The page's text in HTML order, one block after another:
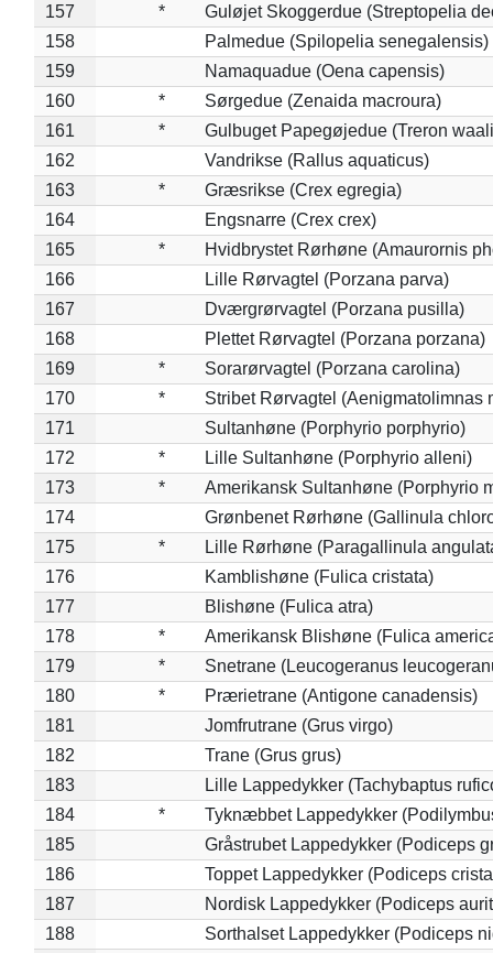
157
*
Guløjet Skoggerdue (Streptopelia
158
Palmedue (Spilopelia senegalensis)
159
Namaquadue (Oena capensis)
160
*
Sørgedue (Zenaida macroura)
161
*
Gulbuget Papegøjedue (Treron
162
Vandrikse (Rallus aquaticus)
163
*
Græsrikse (Crex egregia)
164
Engsnarre (Crex crex)
165
*
Hvidbrystet Rørhøne (Amaurornis
166
Lille Rørvagtel (Porzana parva)
167
Dværgrørvagtel (Porzana pusilla)
168
Plettet Rørvagtel (Porzana porzana)
169
*
Sorarørvagtel (Porzana carolina)
170
*
Stribet Rørvagtel (Aenigmatolimnas
171
Sultanhøne (Porphyrio porphyrio)
172
*
Lille Sultanhøne (Porphyrio alleni)
173
*
Amerikansk Sultanhøne (Porphyrio
174
Grønbenet Rørhøne (Gallinula
175
*
Lille Rørhøne (Paragallinula
176
Kamblishøne (Fulica cristata)
177
Blishøne (Fulica atra)
178
*
Amerikansk Blishøne (Fulica
179
*
Snetrane (Leucogeranus
180
*
Prærietrane (Antigone canadensis)
181
Jomfrutrane (Grus virgo)
182
Trane (Grus grus)
183
Lille Lappedykker (Tachybaptus
184
*
Tyknæbbet Lappedykker
185
Gråstrubet Lappedykker (Podiceps
186
Toppet Lappedykker (Podiceps
187
Nordisk Lappedykker (Podiceps
188
Sorthalset Lappedykker (Podiceps